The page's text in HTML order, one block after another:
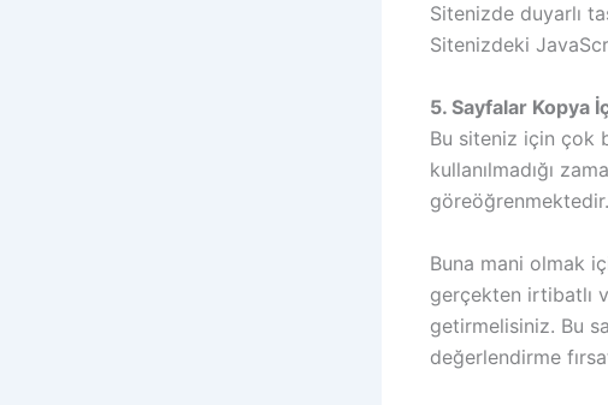
Sitenizde duyarlı
Sitenizdeki
5. Sayfalar Kopya
Bu siteniz için çok
kullanılmadığı
göreöğrenmektedir.
Buna mani olmak
gerçekten irtibatlı
getirmelisiniz. Bu
değerlendirme